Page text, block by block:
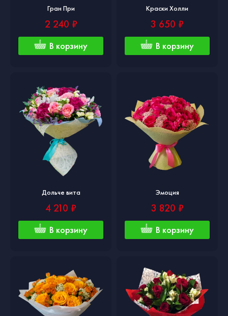
Гран При
2 240 ₽
В корзину
Краски Холли
3 650 ₽
В корзину
Дольче вита
4 210 ₽
В корзину
Эмоция
3 820 ₽
В корзину